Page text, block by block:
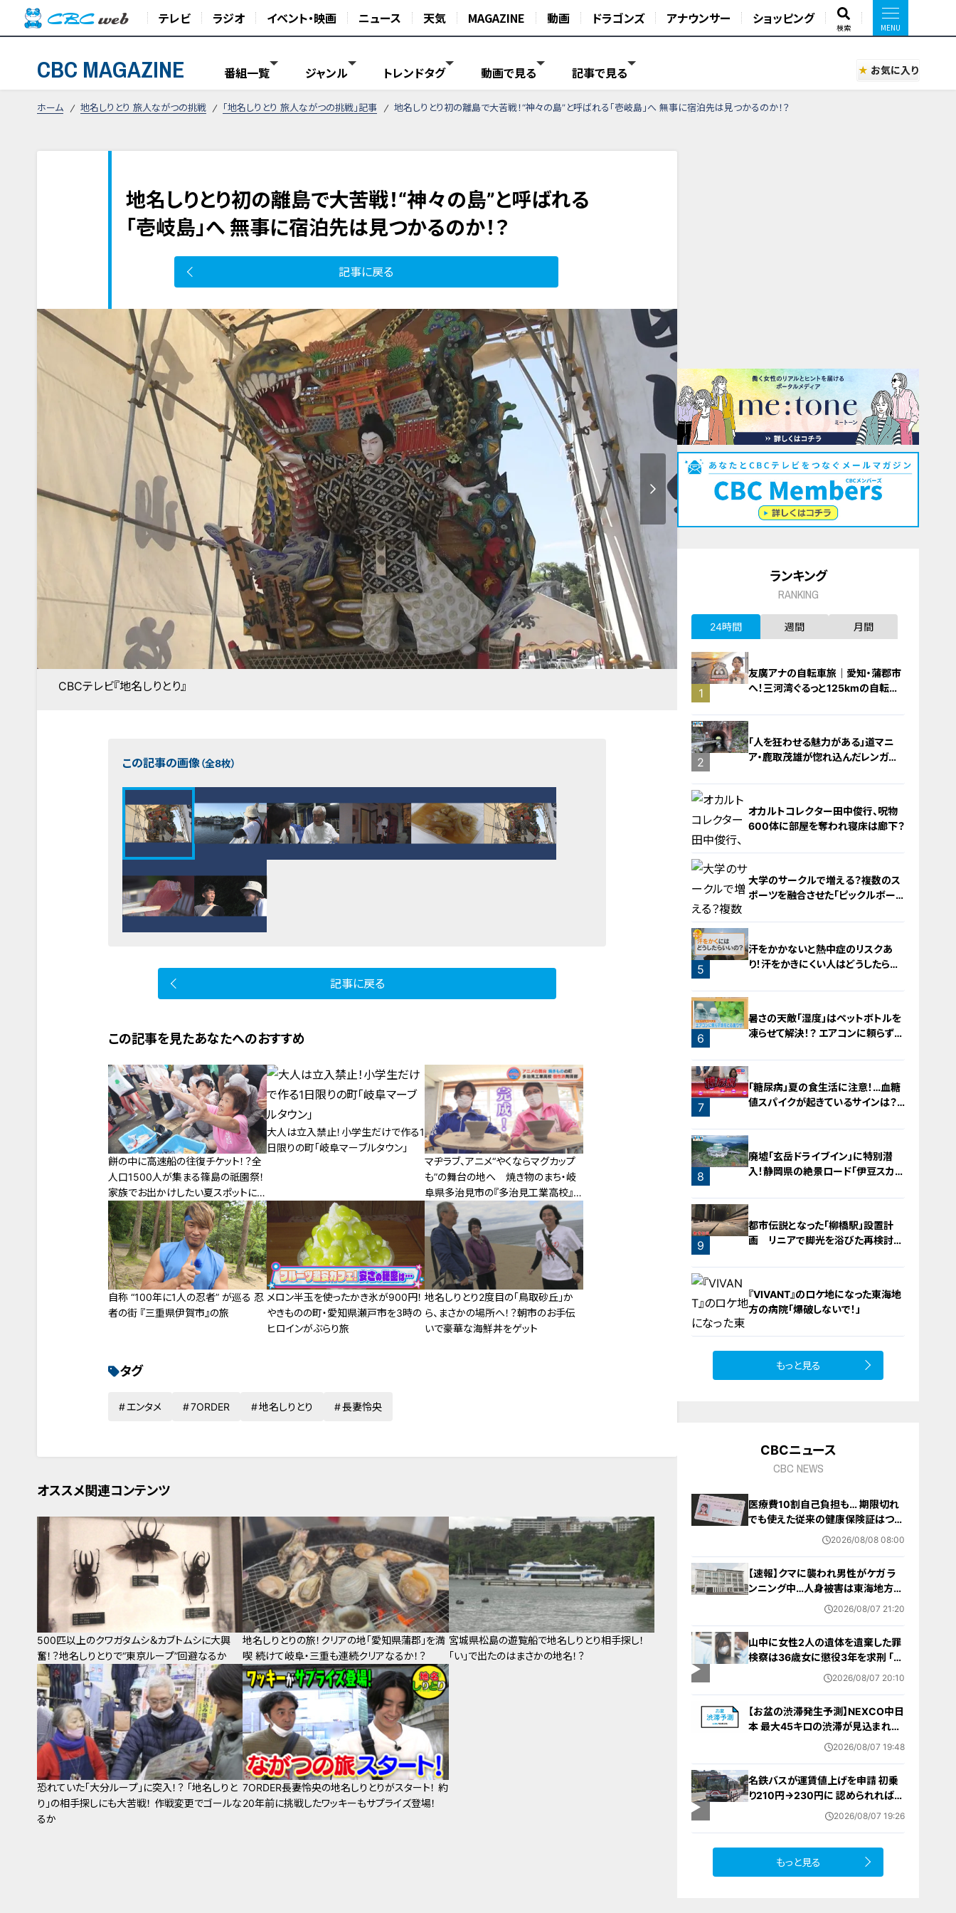
テレビ ラジオ イベント・映画 ニュース 天気 MAGAZINE 動画 ドラゴンズ アナウンサー ショッピング
検索
CBC MAGAZINE 番組一覧 ジャンル トレンドタグ 動画で見る 記事で見る お気に入り
ホーム 地名しりとり 旅人ながつの挑戦 「地名しりとり 旅人ながつの挑戦」記事 地名しりとり初の離島で大苦戦！“神々の島”と呼ばれる「壱岐島」へ 無事に宿泊先は見つかるのか！？
地名しりとり初の離島で大苦戦！“神々の島”と呼ばれる
「壱岐島」へ 無事に宿泊先は見つかるのか！？
記事に戻る
CBCテレビ『地名しりとり』
この記事の画像（全8枚）
記事に戻る
この記事を見たあなたへのおすすめ
餅の中に高速船の往復チケット！？全
人口1500人が集まる篠島の祇園祭！
家族でお出かけしたい夏スポットに
完全密着！（後編）
大人は立入禁止！小学生だけで作る1
日限りの町「岐阜マーブルタウン」
マヂラブ、アニメ“やくならマグカップ
も”の舞台の地へ 焼き物のまち・岐
阜県多治見市の『多治見工業高校』
陶芸部
自称 “100年に1人の忍者” が巡る 忍
者の街 『三重県伊賀市』の旅
メロン半玉を使ったかき氷が900円！
やきものの町・愛知県瀬戸市を3時の
ヒロインがぶらり旅
地名しりとり2度目の「鳥取砂丘」か
ら、まさかの場所へ！？朝市のお手伝
いで豪華な海鮮丼をゲット
タグ
エンタメ 7ORDER 地名しりとり 長妻怜央
オススメ関連コンテンツ
500匹以上のクワガタムシ＆カブトムシに大興
奮！？地名しりとりで“東京ループ”回避なるか
地名しりとりの旅！クリアの地「愛知県蒲郡」を満
喫 続けて岐阜・三重も連続クリアなるか！？
宮城県松島の遊覧船で地名しりとり相手探し！
「い」で出たのはまさかの地名！？
恐れていた「大分ループ」に突入！？ 「地名しりと
り」の相手探しにも大苦戦！ 作戦変更でゴールな
るか
7ORDER長妻怜央の地名しりとりがスタート！ 約
20年前に挑戦したワッキーもサプライズ登場！
ランキング
RANKING
24時間 週間 月間
1
友廣アナの自転車旅｜愛知・蒲郡市
へ！三河湾ぐるっと125kmの自転車
2
「人を狂わせる魅力がある」道マニ
ア・鹿取茂雄が惚れ込んだレンガの
3
オカルトコレクター田中俊行、呪物
600体に部屋を奪われ寝床は廊下？
4
大学のサークルで増える？複数のス
ポーツを融合させた「ピックルボー
5
汗をかかないと熱中症のリスクあ
り！汗をかきにくい人はどうしたらい
6
暑さの天敵「湿度」はペットボトルを
凍らせて解決！？ エアコンに頼らず涼
7
「糖尿病」夏の食生活に注意！…血糖
値スパイクが起きているサインは？
8
廃墟「玄岳ドライブイン」に特別潜
入！静岡県の絶景ロード「伊豆スカイ
9
都市伝説となった「柳橋駅」設置計
画 リニアで脚光を浴びた再検討の
『VIVANT』のロケ地になった東海地
方の病院「爆破しないで！」
もっと見る
CBCニュース
CBC NEWS
医療費10割自己負担も… 期限切れ
でも使えた従来の健康保険証はつい
に終了 8月以降起こりうるマイナ保
2026/08/08 08:00
【速報】クマに襲われ男性がケガ ラ
ンニング中…人身被害は東海地方で
今シーズン初めて 岐阜県高山市
2026/08/07 21:20
山中に女性2人の遺体を遺棄した罪
検察は36歳女に懲役3年を求刑 ｢遺
棄時に近くに居続けたこと自体が重
2026/08/07 20:10
【お盆の渋滞発生予測】NEXCO中日
本 最大45キロの渋滞が見込まれる
区間も… 中央道・東名・新東名・東名
2026/08/07 19:48
名鉄バスが運賃値上げを申請 初乗
り210円→230円に 認められれば
12月から全路線で平均1割程度の値
2026/08/07 19:26
もっと見る